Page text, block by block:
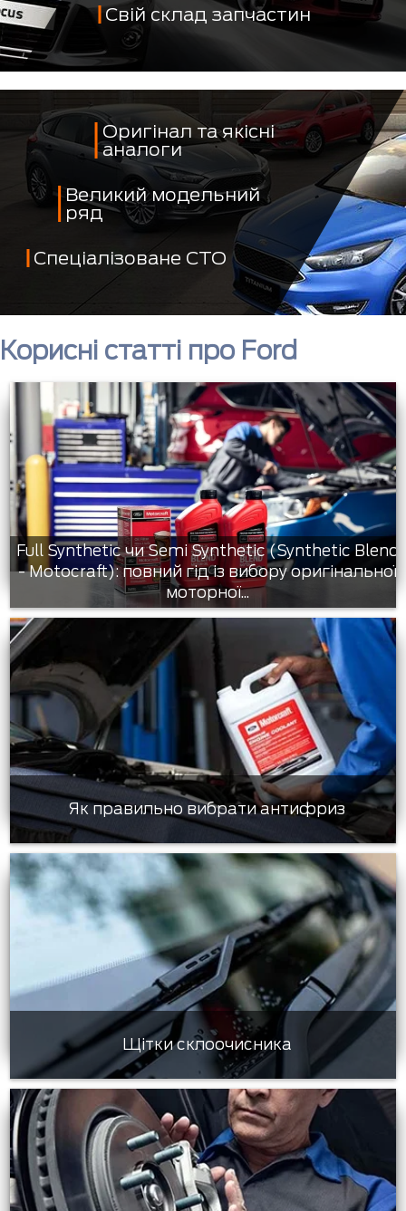
Свій склад запчастин
Оригінал та якісні
аналоги
Великий модельний
ряд
Спеціалізоване СТО
Корисні статті про Ford
Full Synthetic чи Semi Synthetic (Synthetic Blend
- Motocraft): повний гід із вибору оригінальної
моторної...
Як правильно вибрати антифриз
Щітки склоочисника